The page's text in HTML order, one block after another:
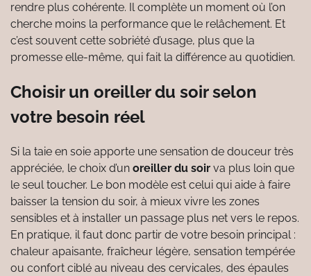
rendre plus cohérente. Il complète un moment où l’on
cherche moins la performance que le relâchement. Et
c’est souvent cette sobriété d’usage, plus que la
promesse elle-même, qui fait la différence au quotidien.
Choisir un oreiller du soir selon
votre besoin réel
Si la taie en soie apporte une sensation de douceur très
appréciée, le choix d’un oreiller du soir va plus loin que
le seul toucher. Le bon modèle est celui qui aide à faire
baisser la tension du soir, à mieux vivre les zones
sensibles et à installer un passage plus net vers le repos.
En pratique, il faut donc partir de votre besoin principal :
chaleur apaisante, fraîcheur légère, sensation tempérée
ou confort ciblé au niveau des cervicales, des épaules